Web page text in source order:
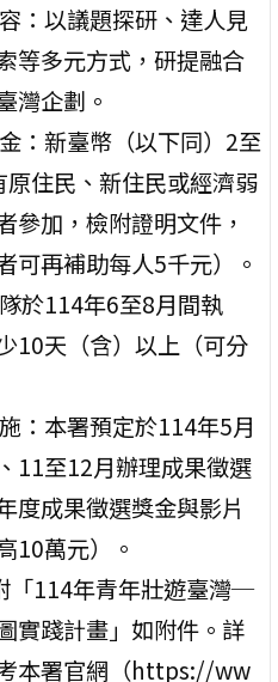
：以議題探研、達人見
等多元方式，研提融合
灣企劃。
：新臺幣（以下同）2至
原住民、新住民或經濟弱
參加，檢附證明文件，
可再補助每人5千元）。
於114年6至8月間執
10天（含）以上（可分
：本署預定於114年5月
11至12月辦理成果徵選
度成果徵選獎金與影片
10萬元）。
114年青年壯遊臺灣─
實踐計畫」如附件。詳
本署官網（https://ww